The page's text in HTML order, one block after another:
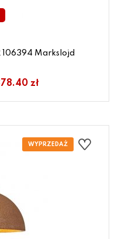
106394 Markslojd
zł